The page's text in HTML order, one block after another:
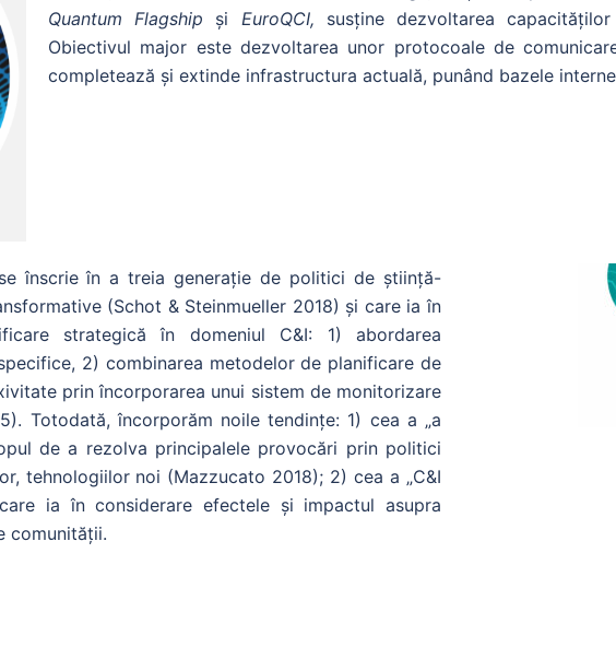
Quantum Flagship și EuroQCI, susține dezvoltarea
Obiectivul major este dezvoltarea unor protocoale de
completează și extinde infrastructura actuală, punând bazele
înscrie în a treia generație de politici de știință-
(Schot & Steinmueller 2018) și care ia în
strategică în domeniul C&I: 1) abordarea
2) combinarea metodelor de planificare de
prin încorporarea unui sistem de monitorizare
Totodată, încorporăm noile tendințe: 1) cea a „a
de a rezolva principalele provocări prin politici
tehnologiilor noi (Mazzucato 2018); 2) cea a „C&I
ia în considerare efectele și impactul asupra
comunității.